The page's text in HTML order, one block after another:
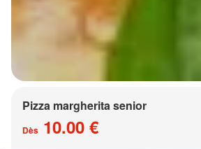
Pizza margherita senior
Dès 10.00 €